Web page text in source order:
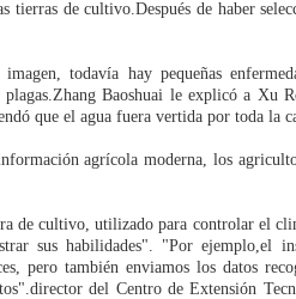
tierras de cultivo.Después de haber
todavía hay pequeñas
plagas.Zhang Baoshuai le explicó a Xu
que el agua fuera vertida por toda la
agrícola moderna, los
de cultivo, utilizado para controlar el
sus habilidades". "Por ejemplo,el
pero también enviamos los datos
del Centro de Extensión